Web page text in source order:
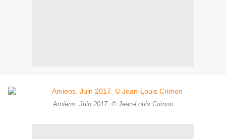
Amiens. Juin 2017. © Jean-Louis Crimon